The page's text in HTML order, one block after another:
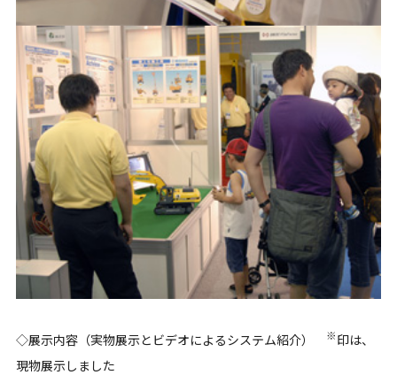
◇展示内容（実物展示とビデオによるシステム紹介） ※印は、
現物展示しました